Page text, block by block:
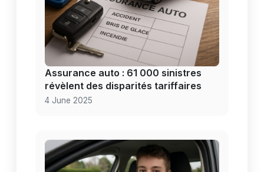
Assurance auto : 61 000 sinistres
révèlent des disparités tariffaires
4 June 2025